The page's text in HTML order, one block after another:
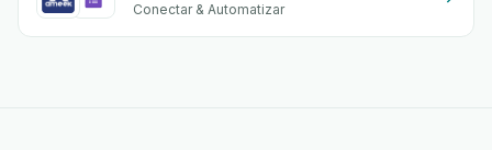
Conectar & Automatizar